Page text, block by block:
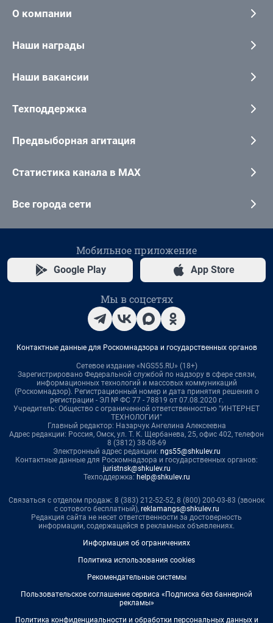
О компании
Наши награды
Наши вакансии
Техподдержка
Предвыборная агитация
Статистика канала в MAX
Все города сети
Мобильное приложение
Google Play App Store
Мы в соцсетях
Контактные данные для Роскомнадзора и государственных органов
Сетевое издание «NGS55.RU» (18+)
Зарегистрировано Федеральной службой по надзору в сфере связи,
информационных технологий и массовых коммуникаций
(Роскомнадзор). Регистрационный номер и дата принятия решения о
регистрации - ЭЛ № ФС 77 - 78819 от 07.08.2020 г.
Учредитель: Общество с ограниченной ответственностью "ИНТЕРНЕТ
ТЕХНОЛОГИИ"
Главный редактор: Назарчук Ангелина Алексеевна
Адрес редакции: Россия, Омск, ул. Т. К. Щербанева, 25, офис 402, телефон
8 (3812) 38-08-69
Электронный адрес редакции: ngs55@shkulev.ru
Контактные данные для Роскомнадзора и государственных органов:
juristnsk@shkulev.ru
Техподдержка: help@shkulev.ru
Связаться с отделом продаж: 8 (383) 212-52-52, 8 (800) 200-03-83 (звонок
с сотового бесплатный), reklamangs@shkulev.ru
Редакция сайта не несет ответственности за достоверность
информации, содержащейся в рекламных объявлениях.
Информация об ограничениях
Политика использования cookies
Рекомендательные системы
Пользовательское соглашение сервиса «Подписка без баннерной
рекламы»
Политика конфиденциальности и обработки персональных данных и